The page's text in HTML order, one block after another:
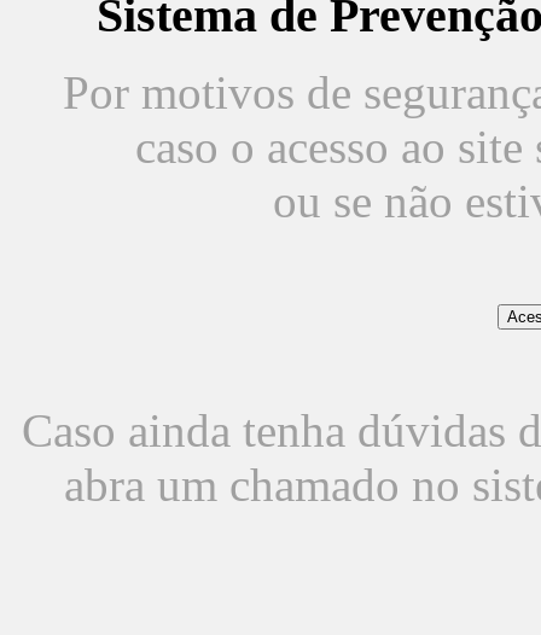
Sistema de
Por motivos de
caso o acesso ao
ou se não
Caso ainda tenha dúvidas
abra um chamado no